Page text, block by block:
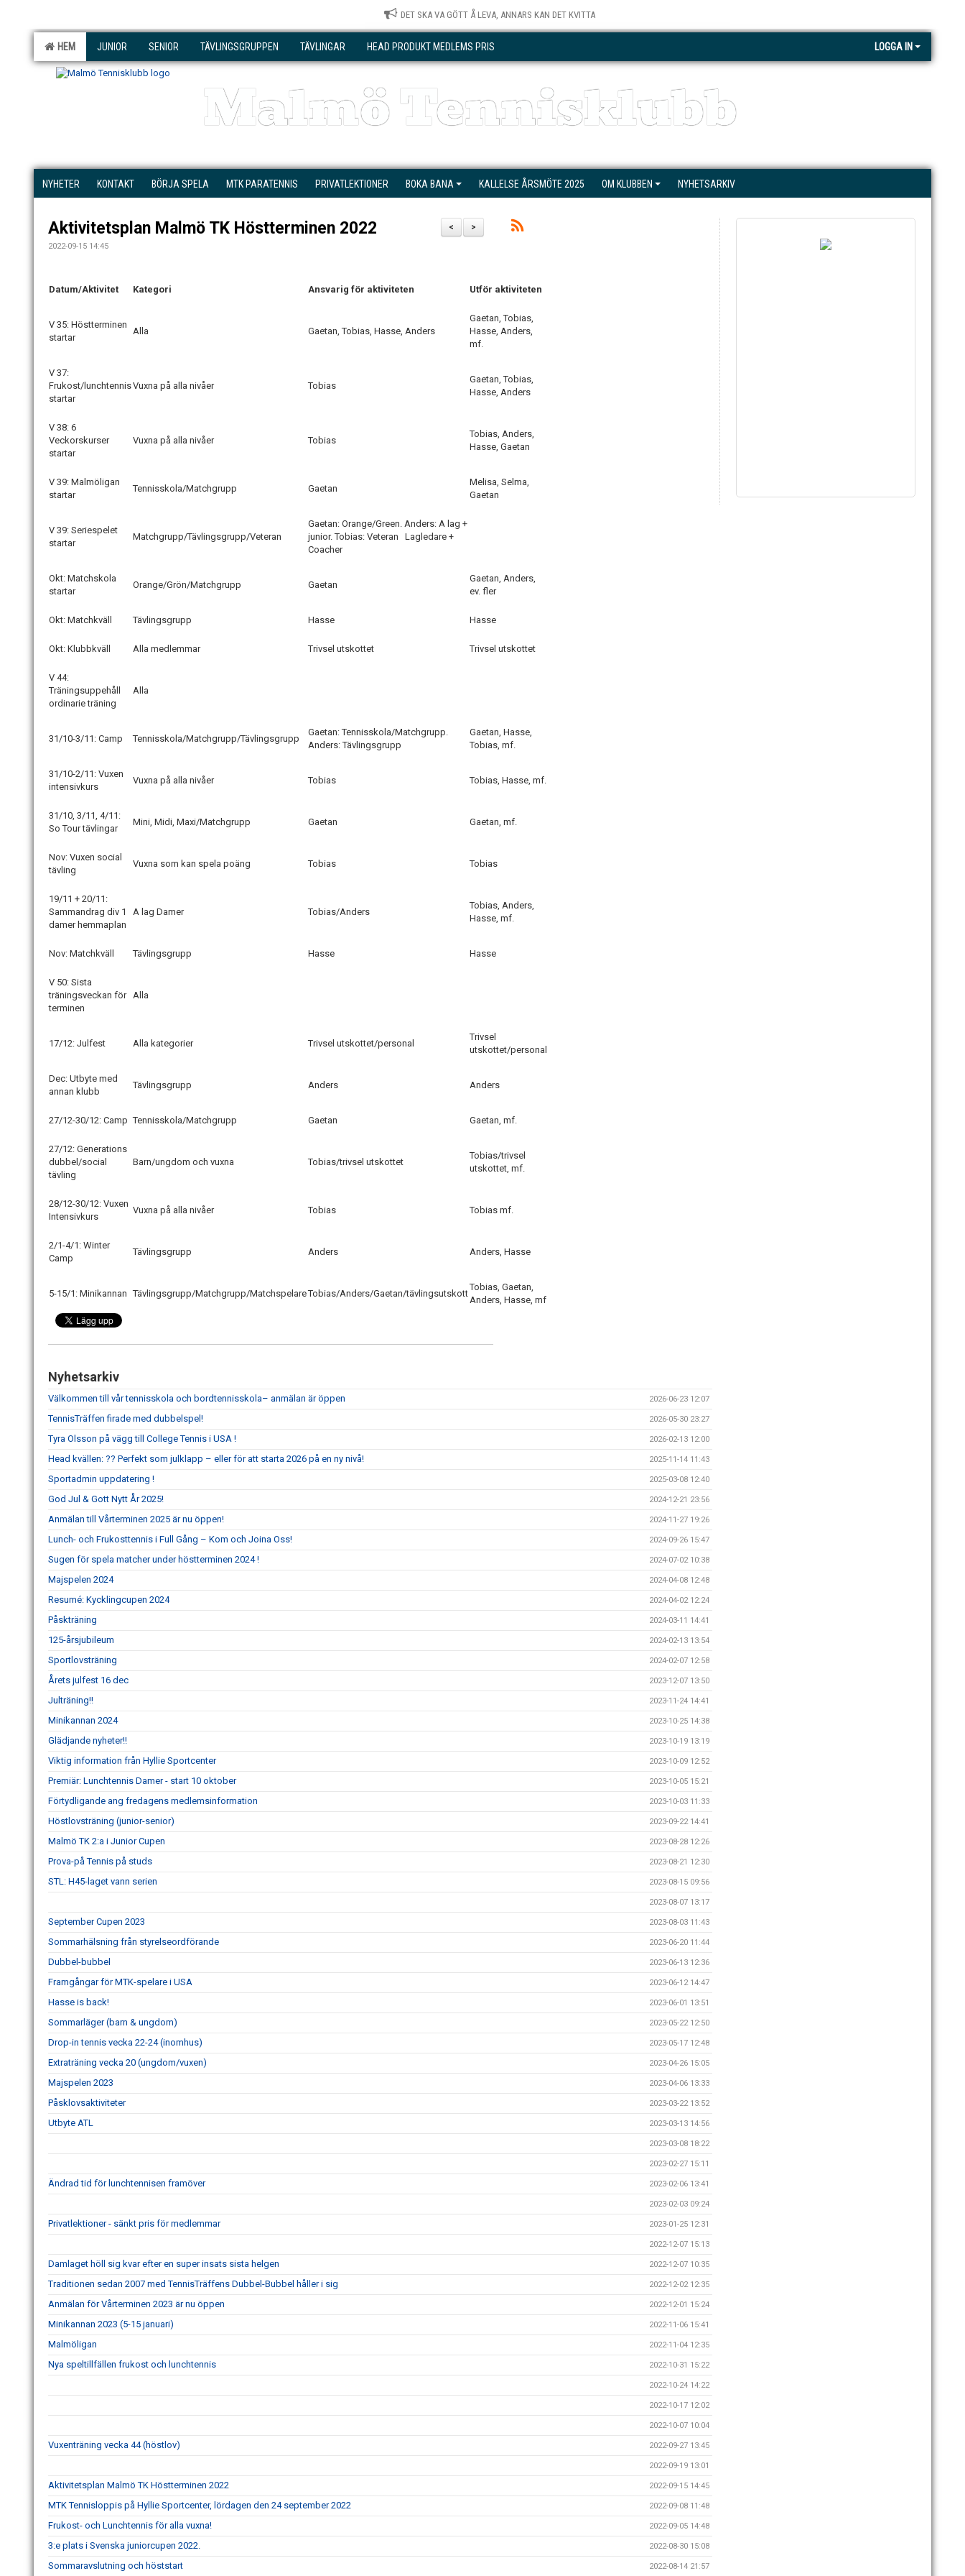
DET SKA VA GÖTT Å LEVA, ANNARS KAN DET KVITTA
HEM JUNIOR SENIOR TÄVLINGSGRUPPEN TÄVLINGAR HEAD PRODUKT MEDLEMS PRIS LOGGA IN
Malmö Tennisklubb
NYHETER KONTAKT BÖRJA SPELA MTK PARATENNIS PRIVATLEKTIONER BOKA BANA KALLELSE ÅRSMÖTE 2025 OM KLUBBEN NYHETSARKIV
>
<
Aktivitetsplan Malmö TK Höstterminen 2022
2022-09-15 14:45
Datum/Aktivitet Kategori Ansvarig för aktiviteten Utför aktiviteten
V 35: Höstterminen
startar
Alla Gaetan, Tobias, Hasse, Anders
Gaetan, Tobias,
Hasse, Anders,
mf.
V 37:
Frukost/lunchtennis
startar
Vuxna på alla nivåer Tobias
Gaetan, Tobias,
Hasse, Anders
V 38: 6
Veckorskurser
startar
Vuxna på alla nivåer Tobias
Tobias, Anders,
Hasse, Gaetan
V 39: Malmöligan
startar
Tennisskola/Matchgrupp Gaetan
Melisa, Selma,
Gaetan
V 39: Seriespelet
startar
Matchgrupp/Tävlingsgrupp/Veteran
Gaetan: Orange/Green. Anders: A lag +
junior. Tobias: Veteran Lagledare +
Coacher
Okt: Matchskola
startar
Orange/Grön/Matchgrupp Gaetan
Gaetan, Anders,
ev. fler
Okt: Matchkväll Tävlingsgrupp Hasse Hasse
Okt: Klubbkväll Alla medlemmar Trivsel utskottet Trivsel utskottet
V 44:
Träningsuppehåll
ordinarie träning
Alla
31/10-3/11: Camp Tennisskola/Matchgrupp/Tävlingsgrupp
Gaetan: Tennisskola/Matchgrupp.
Anders: Tävlingsgrupp
Gaetan, Hasse,
Tobias, mf.
31/10-2/11: Vuxen
intensivkurs
Vuxna på alla nivåer Tobias Tobias, Hasse, mf.
31/10, 3/11, 4/11:
So Tour tävlingar
Mini, Midi, Maxi/Matchgrupp Gaetan Gaetan, mf.
Nov: Vuxen social
tävling
Vuxna som kan spela poäng Tobias Tobias
19/11 + 20/11:
Sammandrag div 1
damer hemmaplan
A lag Damer Tobias/Anders
Tobias, Anders,
Hasse, mf.
Nov: Matchkväll Tävlingsgrupp Hasse Hasse
V 50: Sista
träningsveckan för
terminen
Alla
17/12: Julfest Alla kategorier Trivsel utskottet/personal
Trivsel
utskottet/personal
Dec: Utbyte med
annan klubb
Tävlingsgrupp Anders Anders
27/12-30/12: Camp Tennisskola/Matchgrupp Gaetan Gaetan, mf.
27/12: Generations
dubbel/social
tävling
Barn/ungdom och vuxna Tobias/trivsel utskottet
Tobias/trivsel
utskottet, mf.
28/12-30/12: Vuxen
Intensivkurs
Vuxna på alla nivåer Tobias Tobias mf.
2/1-4/1: Winter
Camp
Tävlingsgrupp Anders Anders, Hasse
5-15/1: Minikannan Tävlingsgrupp/Matchgrupp/MatchspelareTobias/Anders/Gaetan/tävlingsutskott
Tobias, Gaetan,
Anders, Hasse, mf
Nyhetsarkiv
Välkommen till vår tennisskola och bordtennisskola– anmälan är öppen 2026-06-23 12:07
TennisTräffen firade med dubbelspel! 2026-05-30 23:27
Tyra Olsson på vägg till College Tennis i USA ! 2026-02-13 12:00
Head kvällen: ?? Perfekt som julklapp – eller för att starta 2026 på en ny nivå! 2025-11-14 11:43
Sportadmin uppdatering ! 2025-03-08 12:40
God Jul & Gott Nytt År 2025! 2024-12-21 23:56
Anmälan till Vårterminen 2025 är nu öppen! 2024-11-27 19:26
Lunch- och Frukosttennis i Full Gång – Kom och Joina Oss! 2024-09-26 15:47
Sugen för spela matcher under höstterminen 2024 ! 2024-07-02 10:38
Majspelen 2024 2024-04-08 12:48
Resumé: Kycklingcupen 2024 2024-04-02 12:24
Påskträning 2024-03-11 14:41
125-årsjubileum 2024-02-13 13:54
Sportlovsträning 2024-02-07 12:58
Årets julfest 16 dec 2023-12-07 13:50
Julträning!! 2023-11-24 14:41
Minikannan 2024 2023-10-25 14:38
Glädjande nyheter!! 2023-10-19 13:19
Viktig information från Hyllie Sportcenter 2023-10-09 12:52
Premiär: Lunchtennis Damer - start 10 oktober 2023-10-05 15:21
Förtydligande ang fredagens medlemsinformation 2023-10-03 11:33
Höstlovsträning (junior-senior) 2023-09-22 14:41
Malmö TK 2:a i Junior Cupen 2023-08-28 12:26
Prova-på Tennis på studs 2023-08-21 12:30
STL: H45-laget vann serien 2023-08-15 09:56
2023-08-07 13:17
September Cupen 2023 2023-08-03 11:43
Sommarhälsning från styrelseordförande 2023-06-20 11:44
Dubbel-bubbel 2023-06-13 12:36
Framgångar för MTK-spelare i USA 2023-06-12 14:47
Hasse is back! 2023-06-01 13:51
Sommarläger (barn & ungdom) 2023-05-22 12:50
Drop-in tennis vecka 22-24 (inomhus) 2023-05-17 12:48
Extraträning vecka 20 (ungdom/vuxen) 2023-04-26 15:05
Majspelen 2023 2023-04-06 13:33
Påsklovsaktiviteter 2023-03-22 13:52
Utbyte ATL 2023-03-13 14:56
2023-03-08 18:22
2023-02-27 15:11
Ändrad tid för lunchtennisen framöver 2023-02-06 13:41
2023-02-03 09:24
Privatlektioner - sänkt pris för medlemmar 2023-01-25 12:31
2022-12-07 15:13
Damlaget höll sig kvar efter en super insats sista helgen 2022-12-07 10:35
Traditionen sedan 2007 med TennisTräffens Dubbel-Bubbel håller i sig 2022-12-02 12:35
Anmälan för Vårterminen 2023 är nu öppen 2022-12-01 15:24
Minikannan 2023 (5-15 januari) 2022-11-06 15:41
Malmöligan 2022-11-04 12:35
Nya speltillfällen frukost och lunchtennis 2022-10-31 15:22
2022-10-24 14:22
2022-10-17 12:02
2022-10-07 10:04
Vuxenträning vecka 44 (höstlov) 2022-09-27 13:45
2022-09-19 13:01
Aktivitetsplan Malmö TK Höstterminen 2022 2022-09-15 14:45
MTK Tennisloppis på Hyllie Sportcenter, lördagen den 24 september 2022 2022-09-08 11:48
Frukost- och Lunchtennis för alla vuxna! 2022-09-05 14:48
3:e plats i Svenska juniorcupen 2022. 2022-08-30 15:08
Sommaravslutning och höststart 2022-08-14 21:57